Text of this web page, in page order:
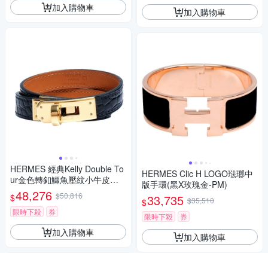
加入購物車
HERMES 經典Kelly Double To
ur金色轉釦鱷魚壓紋小牛皮二
圈手環(黑)
$48,276 $50,816
限時下殺
券
加入購物車
加入購物車
HERMES Clic H LOGO琺瑯中
版手環(黑X玫瑰金-PM)
$33,735 $35,510
限時下殺
券
加入購物車